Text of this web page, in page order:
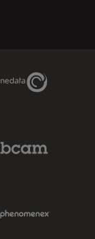
Genedata Link